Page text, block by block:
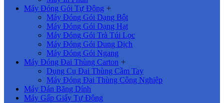
Máy Đóng Gói Tự Động +
Máy Đóng Gói Dạng Bột
Máy Đóng Gói Dạng Hạt
Máy Đóng Gói Trà Túi Lọc
Máy Đóng Gói Dung Dịch
Máy Đóng Gói Ngang
Máy Đóng Đai Thùng Carton +
Dụng Cụ Đai Thùng Cầm Tay
Máy Đóng Đai Thùng Công Nghiệp
Máy Dán Băng Dính
Máy Gấp Giấy Tự Động